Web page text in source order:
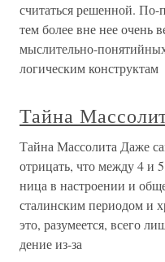
считаться решенной.
тем более вне нее очень
мыслительно-
логическим конструктам
Тайна
Тайна Массолита Даже
отрицать, что между 4 и
ница в настроении и
сталинским периодом и
это, раз­уме­ется, всего
дение из-за